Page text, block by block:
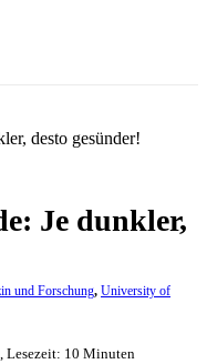
Je dunkler,
und Forschung, University of
Lesezeit: 10 Minuten